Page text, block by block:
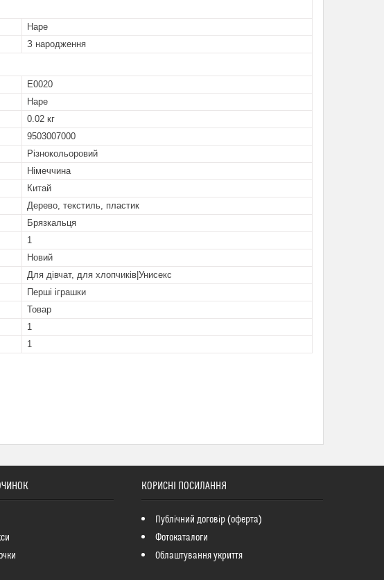
Hape
З народження
E0020
Hape
0.02 кг
9503007000
Різнокольоровий
Німеччина
Китай
Дерево, текстиль, пластик
Брязкальця
1
Новий
Для дівчат, для хлопчиків|Унисекс
Перші іграшки
Товар
1
1
КОРИСНІ ПОСИЛАННЯ
Публічний договір (оферта)
Фотокаталоги
Облаштування укриття